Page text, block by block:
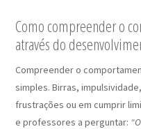
LIVROS
Como compreender o
através do
Compreender o
simples. Birras,
frustrações ou em cumprir
e professores a perguntar: